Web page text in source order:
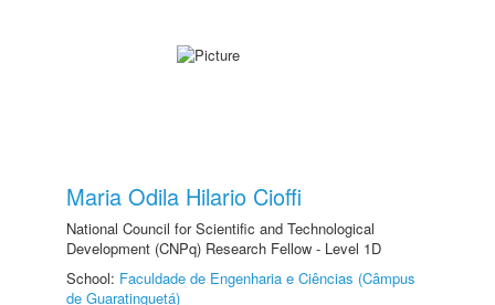
Maria Odila Hilario Cioffi
National Council for Scientific and Technological
Development (CNPq) Research Fellow - Level 1D
School: Faculdade de Engenharia e Ciências (Câmpus
de Guaratinguetá)